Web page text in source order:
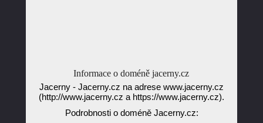
Informace o doméně jacerny.cz
Jacerny - Jacerny.cz na adrese www.jacerny.cz
(http://www.jacerny.cz a https://www.jacerny.cz).
Podrobnosti o doméně Jacerny.cz: